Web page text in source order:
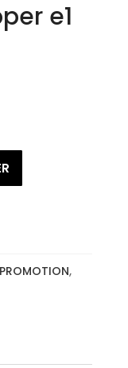
e1
:
XPF.
PROMOTION,